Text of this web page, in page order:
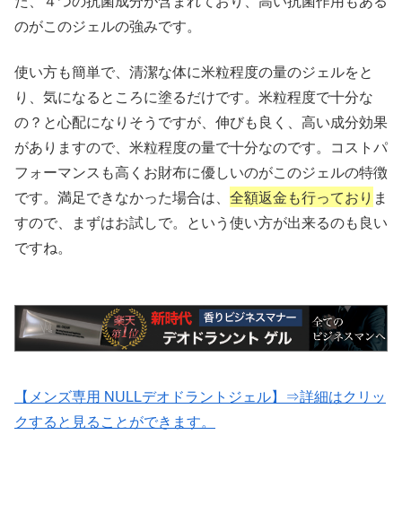
のがこのジェルの強みです。
使い方も簡単で、清潔な体に米粒程度の量のジェルをと
り、気になるところに塗るだけです。米粒程度で十分な
の？と心配になりそうですが、伸びも良く、高い成分効果
がありますので、米粒程度の量で十分なのです。コストパ
フォーマンスも高くお財布に優しいのがこのジェルの特徴
です。満足できなかった場合は、 全額返金も行っており ま
すので、まずはお試しで。という使い方が出来るのも良い
ですね。
【メンズ専用 NULLデオドラントジェル】⇒詳細はクリッ
クすると見ることができます。